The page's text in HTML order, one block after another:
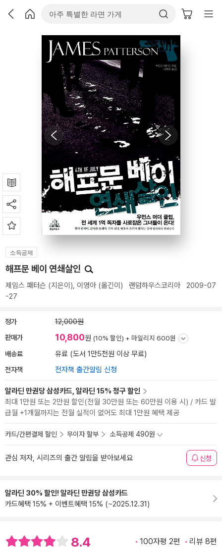
소득공제
해프문 베이 연쇄살인
제임스 패터슨 (지은이), 이영아 (옮긴이) 랜덤하우스코리아 2009-07
-27
정가 12,000원
판매가 10,800원 (10% 할인) + 마일리지 600원
배송료 유료 (도서 1만5천원 이상 무료)
전자책 전자책 출간알림 신청
알라딘 만권당 삼성카드, 알라딘 15% 청구 할인
최대 1만원 또는 2만원 할인(전월 30만원 또는 60만원 이용 시) / 카드 발
급월 +1개월까지는 전월 실적이 없어도 최대 1만원 혜택 제공
카드/간편결제 할인 무이자 할부 소득공제 490원
관심 저자, 시리즈의 출간 알림을 받아보세요 신청
알라딘 30% 할인! 알라딘 만권당 삼성카드
카드혜택 15% + 이벤트혜택 15% (~2025.12.31)
8.4 100자평 2편 리뷰 8편